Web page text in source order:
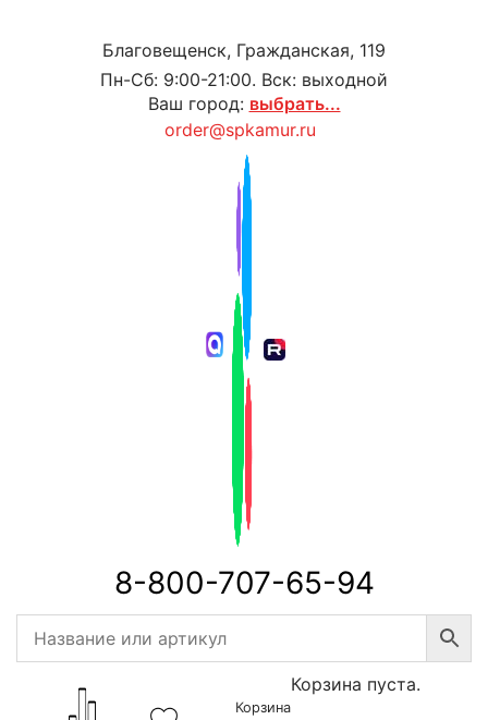
Благовещенск, Гражданская, 119
Пн-Сб: 9:00-21:00. Вск: выходной
Ваш город: выбрать...
order@spkamur.ru
8-800-707-65-94
Корзина
Корзина пуста.